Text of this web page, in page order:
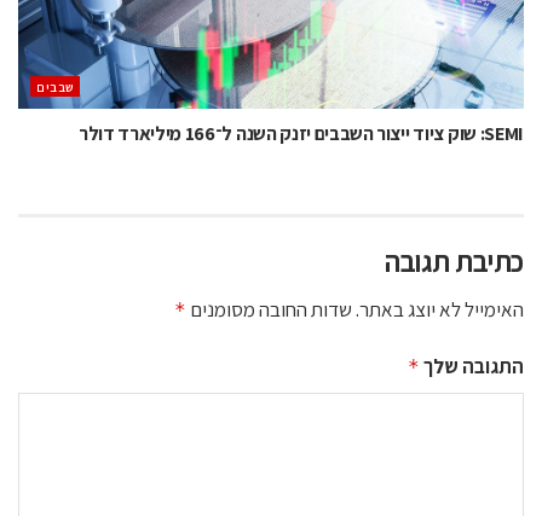
‫שבבים‬
SEMI: שוק ציוד ייצור השבבים יזנק השנה ל־166 מיליארד דולר
כתיבת תגובה
האימייל לא יוצג באתר.שדות החובה מסומנים *
התגובה שלך *